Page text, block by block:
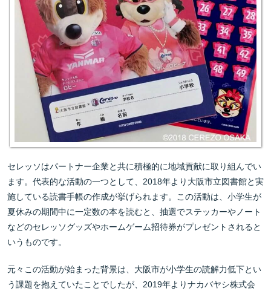
セレッソはパートナー企業と共に積極的に地域貢献に取り組んでい
ます。代表的な活動の一つとして、2018年より大阪市立図書館と実
施している読書手帳の作成が挙げられます。この活動は、小学生が
夏休みの期間中に一定数の本を読むと、抽選でステッカーやノート
などのセレッソグッズやホームゲーム招待券がプレゼントされると
いうものです。
元々この活動が始まった背景は、大阪市が小学生の読解力低下とい
う課題を抱えていたことでしたが、2019年よりナカバヤシ株式会